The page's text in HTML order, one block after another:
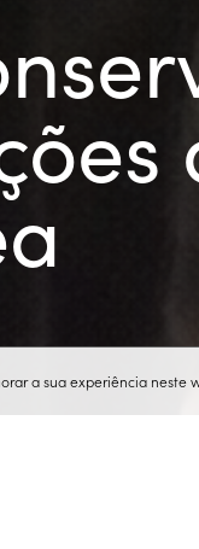
a sua experiência neste